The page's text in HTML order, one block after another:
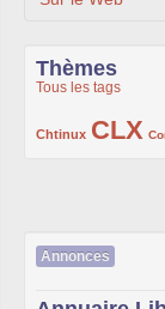
Thèmes
Tous les tags
Chtinux
222/1002CLX
1002/1002
132/1002
119/1002
168/1002
Annonces